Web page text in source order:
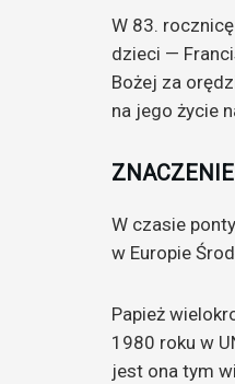
W 83.
dzieci —
Bożej za
na jego życie
W czasie
w Europie
Papież
1980 roku w
jest ona tym